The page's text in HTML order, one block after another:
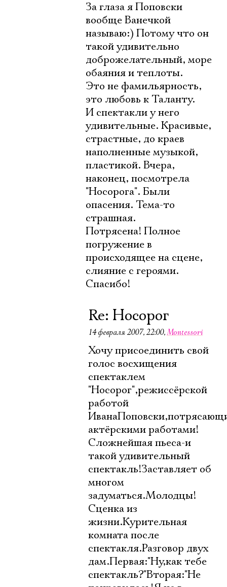
За глаза я Поповски
вообще Ванечкой
называю:) Потому что он
такой удивительно
доброжелательный, море
обаяния и теплоты.
Это не фамильярность,
это любовь к Таланту.
И спектакли у него
удивительные. Красивые,
страстные, до краев
наполненные музыкой,
пластикой. Вчера,
наконец, посмотрела
"Носорога". Были
опасения. Тема-то
страшная.
Потрясена! Полное
погружение в
происходящее на сцене,
слияние с героями.
Спасибо!
Re: Носорог
14 февраля 2007, 22:00,Montessori
Хочу присоединить свой
голос восхищения
спектаклем
"Носорог",режиссёрской
работой
актёрскими работами!
Сложнейшая пьеса-и
такой удивительный
спектакль!Заставляет об
многом
задуматься.Молодцы!
Сценка из
жизни.Курительная
комната после
спектакля.Разговор двух
дам.Первая:"Ну,как тебе
спектакль?"Вторая:"Не